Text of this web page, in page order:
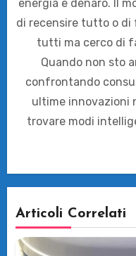
energia e denaro. Il
di recensire tutto o di
tutti ma cerco di
Quando non sto
confrontando
ultime innovazioni
trovare modi
Articoli Correlati